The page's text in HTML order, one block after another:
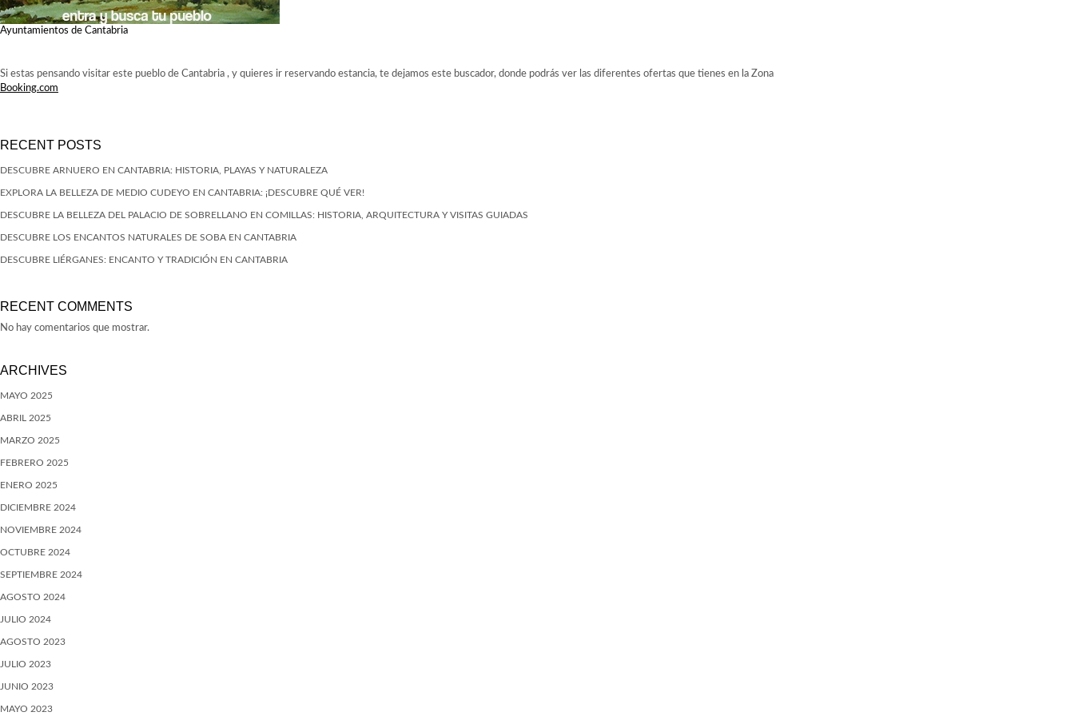
Ayuntamientos de Cantabria
Si estas pensando visitar este pueblo de Cantabria , y quieres ir reservando estancia, te dejamos este buscador, donde podrás ver las diferentes ofertas que tienes en la Zona
Booking.com
RECENT POSTS
DESCUBRE ARNUERO EN CANTABRIA: HISTORIA, PLAYAS Y NATURALEZA
EXPLORA LA BELLEZA DE MEDIO CUDEYO EN CANTABRIA: ¡DESCUBRE QUÉ VER!
DESCUBRE LA BELLEZA DEL PALACIO DE SOBRELLANO EN COMILLAS: HISTORIA, ARQUITECTURA Y VISITAS GUIADAS
DESCUBRE LOS ENCANTOS NATURALES DE SOBA EN CANTABRIA
DESCUBRE LIÉRGANES: ENCANTO Y TRADICIÓN EN CANTABRIA
RECENT COMMENTS
No hay comentarios que mostrar.
ARCHIVES
MAYO 2025
ABRIL 2025
MARZO 2025
FEBRERO 2025
ENERO 2025
DICIEMBRE 2024
NOVIEMBRE 2024
OCTUBRE 2024
SEPTIEMBRE 2024
AGOSTO 2024
JULIO 2024
AGOSTO 2023
JULIO 2023
JUNIO 2023
MAYO 2023